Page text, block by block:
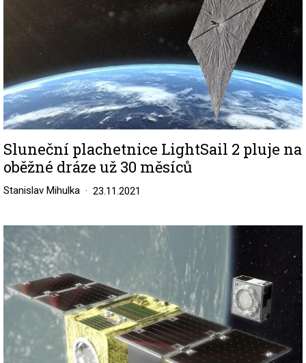
Sluneční plachetnice LightSail 2 pluje na
oběžné dráze už 30 měsíců
Stanislav Mihulka 23.11.2021
Image